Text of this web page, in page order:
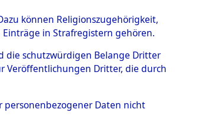
unbekannter
Grablegungen:
können Religionszugehörigkeit,
in Strafregistern gehören.
die schutzwürdigen Belange Dritter
Veröffentlichungen Dritter, die durch
Daten nicht